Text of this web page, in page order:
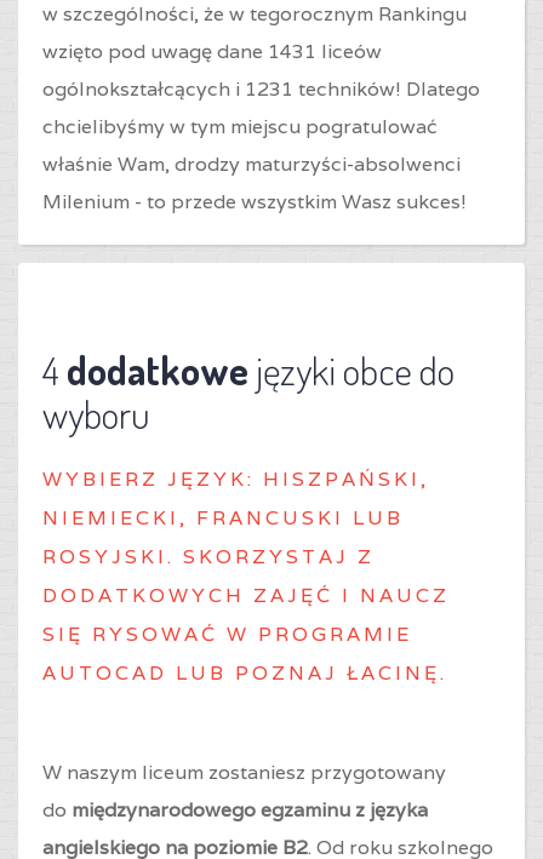
w szczególności, że w tegorocznym Rankingu
wzięto pod uwagę dane 1431 liceów
ogólnokształcących i 1231 techników! Dlatego
chcielibyśmy w tym miejscu pogratulować
właśnie Wam, drodzy maturzyści-absolwenci
Milenium - to przede wszystkim Wasz sukces!
4dodatkowe języki obce do
wyboru
WYBIERZ J ĘZYK: HISZPAŃSKI,
NIEMIECKI, FRANCUSKI LUB
ROSYJSKI. SKORZYSTAJ Z
DODATKOWYCH ZAJĘĆ I NAUCZ
SIĘ RYSOWAĆ W PROGRAMIE
AUTOCAD LUB POZNAJ ŁACINĘ.
W naszym liceum zostaniesz przygotowany
do międzynarodowego egzaminu z języka
angielskiego na poziomie B2. Od roku szkolnego